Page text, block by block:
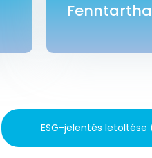
ESG-jelentés